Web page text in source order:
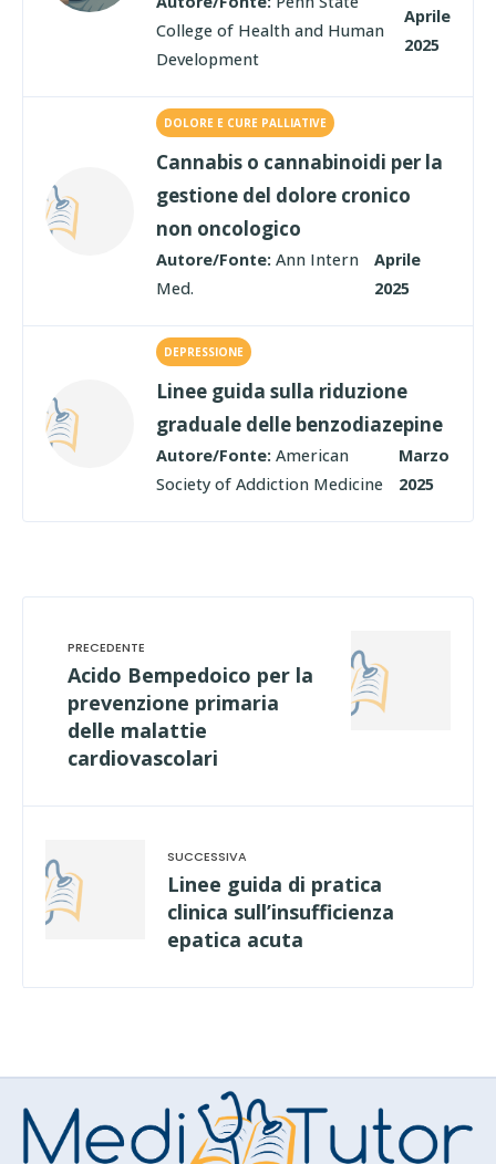
College of Health and Human
Development
Aprile
2025
DOLORE E CURE PALLIATIVE
Cannabis o cannabinoidi per la
gestione del dolore cronico
non oncologico
Autore/Fonte: Ann Intern
Med.
Aprile
2025
DEPRESSIONE
Linee guida sulla riduzione
graduale delle benzodiazepine
Autore/Fonte: American
Society of Addiction Medicine
Marzo
2025
Acido Bempedoico per la
prevenzione primaria
delle malattie
cardiovascolari
Linee guida di pratica
clinica sull’insufficienza
epatica acuta